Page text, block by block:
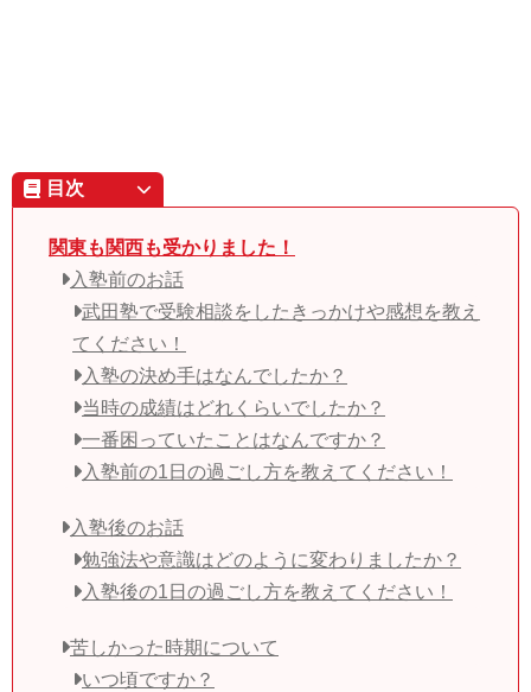
目次
関東も関西も受かりました！
入塾前のお話
武田塾で受験相談をしたきっかけや感想を教え
てください！
入塾の決め手はなんでしたか？
当時の成績はどれくらいでしたか？
一番困っていたことはなんですか？
入塾前の1日の過ごし方を教えてください！
入塾後のお話
勉強法や意識はどのように変わりましたか？
入塾後の1日の過ごし方を教えてください！
苦しかった時期について
いつ頃ですか？